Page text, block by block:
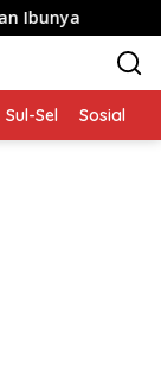
Aksi
Sul-Sel Sosial